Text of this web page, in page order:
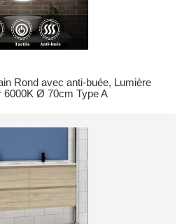
Rond avec anti-buée, Lumière
6000K Ø 70cm Type A